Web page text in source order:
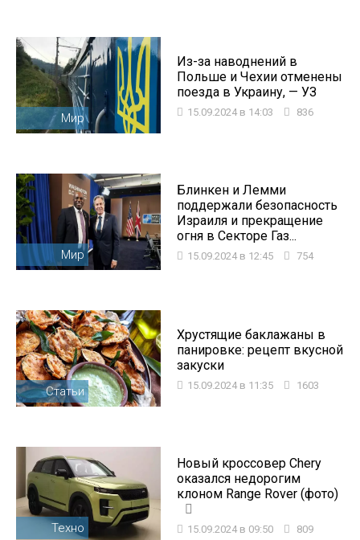
Мир
Из-за наводнений в
Польше и Чехии отменены
поезда в Украину, — УЗ
15.09.2024 в 14:03 836
Мир
Блинкен и Лемми
поддержали безопасность
Израиля и прекращение
огня в Секторе Газ...
15.09.2024 в 12:45 754
Статьи
Хрустящие баклажаны в
панировке: рецепт вкусной
закуски
15.09.2024 в 11:35 1603
Техно
Новый кроссовер Chery
оказался недорогим
клоном Range Rover (фото)
15.09.2024 в 09:50 809